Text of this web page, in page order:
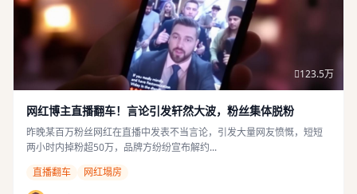
123.5万
网红博主直播翻车！言论引发轩然大波，粉丝集体脱粉
昨晚某百万粉丝网红在直播中发表不当言论，引发大量网友愤慨，短短
两小时内掉粉超50万，品牌方纷纷宣布解约...
直播翻车
网红塌房